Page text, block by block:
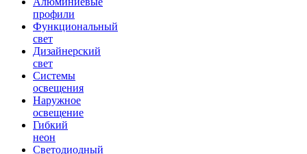
профили
Функциональный
свет
Дизайнерский
свет
Системы
освещения
Наружное
освещение
Гибкий
неон
Светодиодный